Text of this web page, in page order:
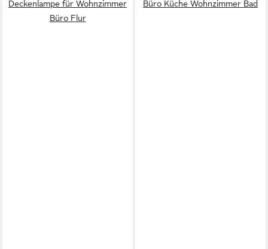
Deckenlampe für Wohnzimmer
Büro Flur
Büro Küche Wohnzimmer Bad